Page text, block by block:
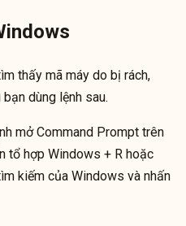
thấy mã máy do bị rách,
dùng lệnh sau.
mở Command Prompt trên
tổ hợp Windows + R hoặc
kiếm của Windows và nhấn